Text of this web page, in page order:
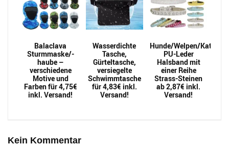
Balaclava
Sturmmaske/-
haube –
verschiedene
Motive und
Farben für 4,75€
inkl. Versand!
Wasserdichte
Tasche,
Gürteltasche,
versiegelte
Schwimmtasche
für 4,83€ inkl.
Versand!
Hunde/Welpen/Katzen
PU-Leder
Halsband mit
einer Reihe
Strass-Steinen
ab 2,87€ inkl.
Versand!
Kein Kommentar